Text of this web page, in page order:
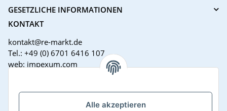
Alle akzeptieren
GESETZLICHE INFORMATIONEN
KONTAKT
kontakt@re-markt.de
Tel.: +49 (0) 6701 6416 107
web: impexum.com
Mo-Fr: 08:00 - 17:00 Uhr